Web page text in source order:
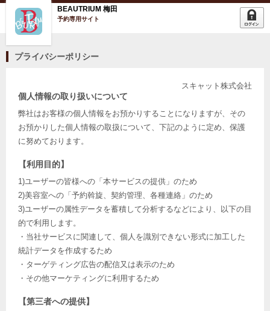
BEAUTRIUM 梅田
予約専用サイト
プライバシーポリシー
スキャット株式会社
個人情報の取り扱いについて
弊社はお客様の個人情報をお預かりすることになりますが、その
お預かりした個人情報の取扱について、下記のように定め、保護
に努めております。
【利用目的】
1)ユーザーの皆様への「本サービスの提供」のため
2)美容室への「予約斡旋、契約管理、各種連絡」のため
3)ユーザーの属性データを蓄積して分析するなどにより、以下の目
的で利用します。
・当社サービスに関連して、個人を識別できない形式に加工した
統計データを作成するため
・ターゲティング広告の配信又は表示のため
・その他マーケティングに利用するため
【第三者への提供】